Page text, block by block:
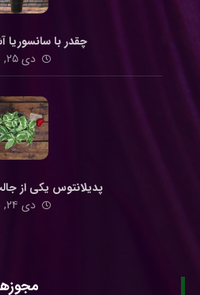
چقدر با سانسوریا
دی ۲۵, ۱۴۰۰
پدیلانتوس یکی از
دی ۲۴, ۱۴۰۰